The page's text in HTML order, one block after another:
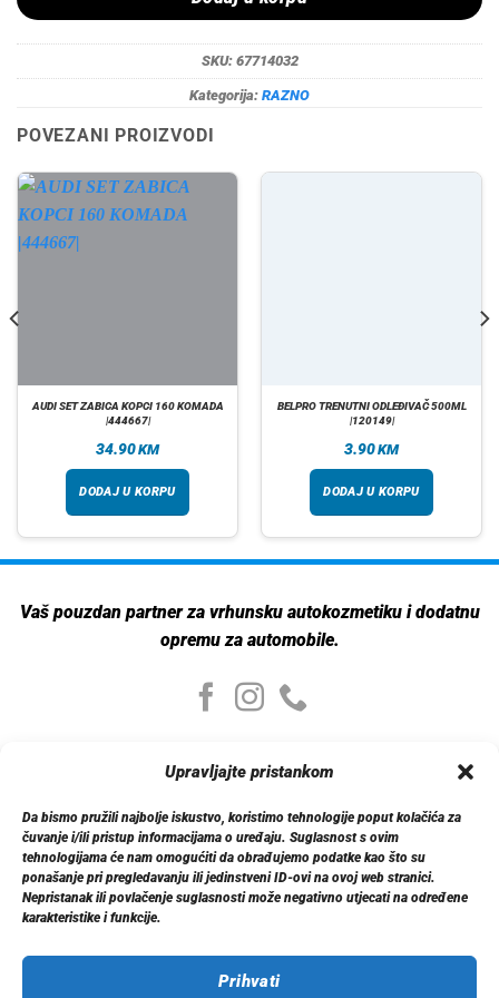
Upravljajte pristankom
Da bismo pružili najbolje iskustvo, koristimo tehnologije poput kolačića za
čuvanje i/ili pristup informacijama o uređaju. Suglasnost s ovim
tehnologijama će nam omogućiti da obrađujemo podatke kao što su
ponašanje pri pregledavanju ili jedinstveni ID-ovi na ovoj web stranici.
Nepristanak ili povlačenje suglasnosti može negativno utjecati na određene
karakteristike i funkcije.
Prihvati
SKU: 67714032
Kategorija: RAZNO
POVEZANI PROIZVODI
AUDI SET ZABICA KOPCI 160 KOMADA
|444667|
34.90KM
DODAJ U KORPU
BELPRO TRENUTNI ODLEĐIVAČ 500ML
|120149|
3.90KM
DODAJ U KORPU
Vaš pouzdan partner za vrhunsku autokozmetiku i dodatnu
opremu za automobile.
Moj nalog
Moj nalog
Moje narudžbe
Detalji računa
Log out
Informacije
Politika privatnosti